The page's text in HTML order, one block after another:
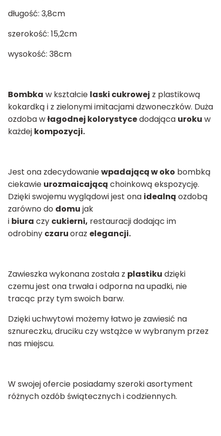
długość: 3,8cm
szerokość: 15,2cm
wysokość: 38cm
Bombka w kształcie laski cukrowej z plastikową
kokardką i z zielonymi imitacjami dzwoneczków. Duża
ozdoba włagodnej kolorystycedodająca uroku w
każdej kompozycji.
Jest ona zdecydowaniewpadającą w oko bombką
ciekawie urozmaicającą choinkową ekspozycję.
Dzięki swojemu wyglądowi jest ona idealną ozdobą
zarówno do domu jak
i biura czy cukierni, restauracji dodając im
odrobiny czaruoraz elegancji.
Zawieszka wykonana została z plastiku dzięki
czemu jest ona trwała i odporna na upadki, nie
tracąc przy tym swoich barw.
Dzięki uchwytowi możemy łatwo je zawiesić na
sznureczku, druciku czy wstążce w wybranym przez
nas miejscu.
W swojej ofercie posiadamy szeroki asortyment
różnych ozdób świątecznych i codziennych.